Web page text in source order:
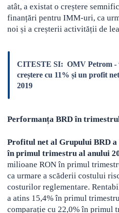
atât, a existat o creștere
finanțări pentru IMM-uri, ca
noi și a creșterii activității de
CITESTE SI: OMV Petrom -
creștere cu 11% și un profit
2019
Performanța BRD în
Profitul net al Grupului BRD a
în primul trimestru al anului
milioane RON în primul
ca urmare a scăderii costului
costurilor reglementare.
a atins 15,4% în primul
comparație cu 22,0% în primul